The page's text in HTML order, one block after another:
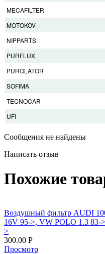
MECAFILTER
MOTOKOV
NIPPARTS
PURFLUX
PUROLATOR
SOFIMA
TECNOCAR
UFI
Сообщения не найдены
Написать отзыв
Похожие
Воздушный фильтр AUDI
16V 95->, VW POLO 1.3 83-
>
300.00 Р
Просмотр